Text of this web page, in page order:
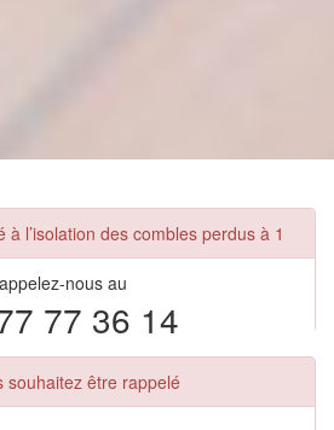
à l’isolation des combles perdus à 1
appelez-nous au
77 36 14
souhaitez être rappelé